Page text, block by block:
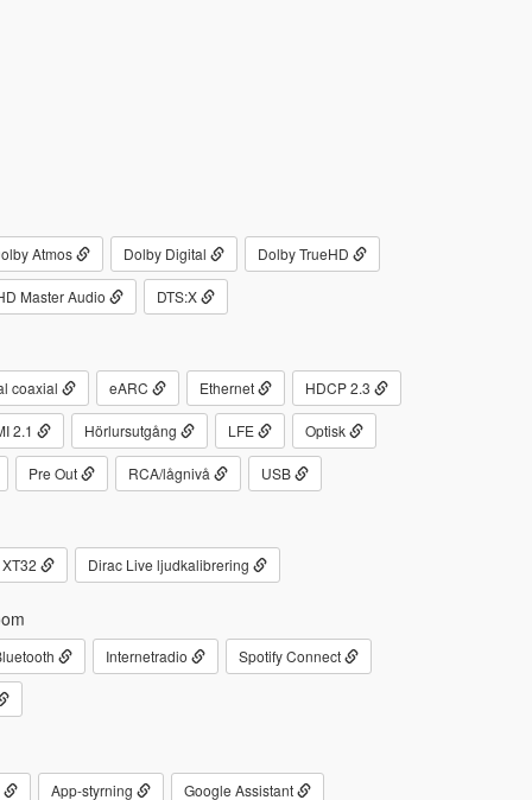
Atmos Dolby Digital Dolby TrueHD
Master Audio DTS:X
coaxial eARC Ethernet HDCP 2.3
2.1 Hörlursutgång LFE Optisk
Pre Out RCA/lågnivå USB
Dirac Live ljudkalibrering
Internetradio Spotify Connect
App-styrning Google Assistant